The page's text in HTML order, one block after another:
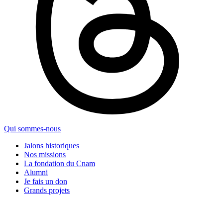
Qui sommes-nous
Jalons historiques
Nos missions
La fondation du Cnam
Alumni
Je fais un don
Grands projets